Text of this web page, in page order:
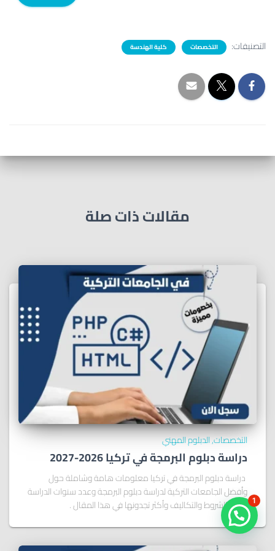
التصنيفات: التخصصات كلية الهندسة
مقالات ذات صلة
التخصصات الدبلوم المهني
دراسة دبلوم البرمجة في تركيا 2026-2027
دراسة دبلوم البرمجة في تركيا معلومات هامة وشاملة حول
وأفضل الجامعات التركية لدراسة دبلوم البرمجة وعدد سنوات الدراسة
وأهم الشروط والتكاليف وأكثر تجدونها في هذا المقال . 1